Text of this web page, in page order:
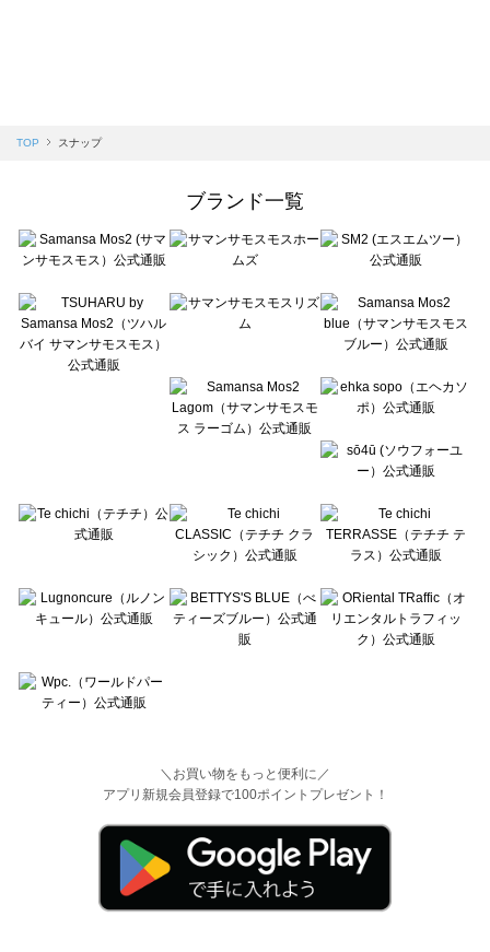
TOP スナップ
ブランド一覧
＼お買い物をもっと便利に／
アプリ新規会員登録で100ポイントプレゼント！